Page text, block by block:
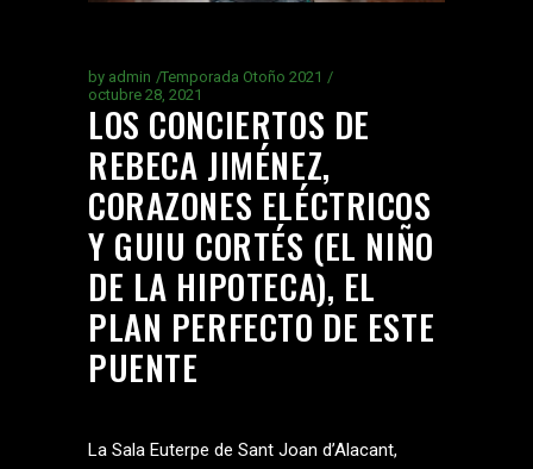
by admin Temporada Otoño 2021
octubre 28, 2021
LOS CONCIERTOS DE
REBECA JIMÉNEZ,
CORAZONES ELÉCTRICOS
Y GUIU CORTÉS (EL NIÑO
DE LA HIPOTECA), EL
PLAN PERFECTO DE ESTE
PUENTE
La Sala Euterpe de Sant Joan d’Alacant,